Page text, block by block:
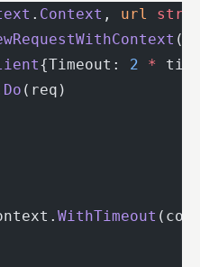
. Context , url
{Timeout: 2 *
Do (req)
WithTimeout